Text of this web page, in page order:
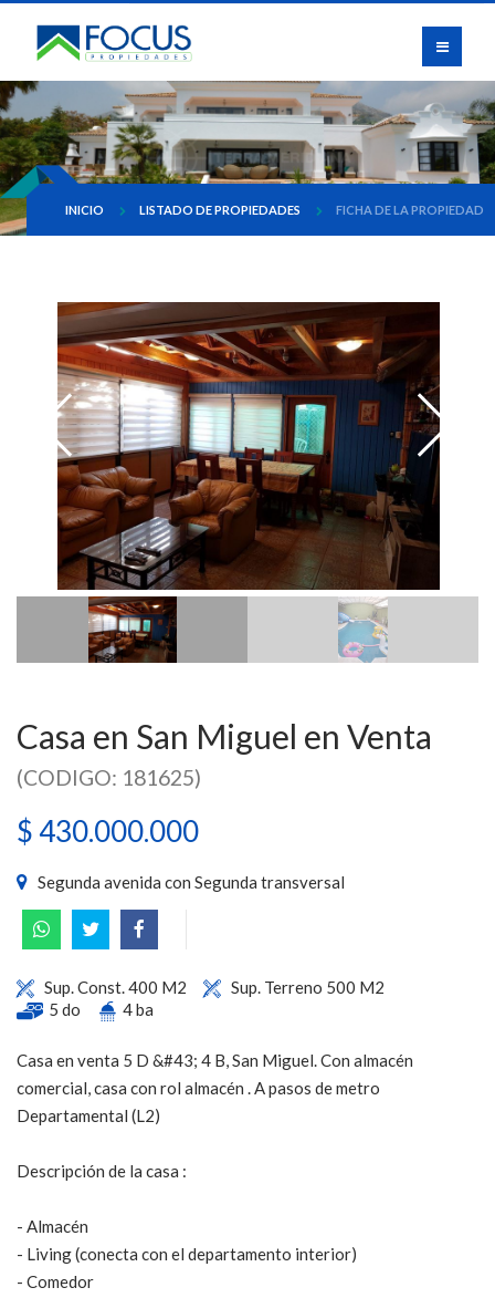
INICIO LISTADO DE PROPIEDADES FICHA DE LA PROPIEDAD
Casa en San Miguel en Venta
(CODIGO: 181625)
$ 430.000.000
Segunda avenida con Segunda transversal
Sup. Const. 400 M2
Sup. Terreno 500 M2
5 do
4 ba
Casa en venta 5 D &#43; 4 B, San Miguel. Con almacén
comercial, casa con rol almacén . A pasos de metro
Departamental (L2)
Descripción de la casa :
- Almacén
- Living (conecta con el departamento interior)
- Comedor